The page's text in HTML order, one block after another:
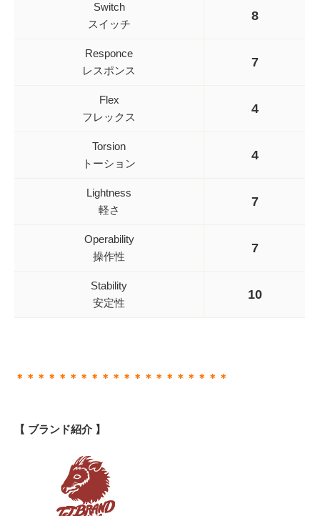
Switch
スイッチ
8
Responce
レスポンス
7
Flex
フレックス
4
Torsion
トーション
4
Lightness
軽さ
7
Operability
操作性
7
Stability
安定性
10
＊＊＊＊＊＊＊＊＊＊＊＊＊＊＊＊＊＊＊＊
【 ブランド紹介 】